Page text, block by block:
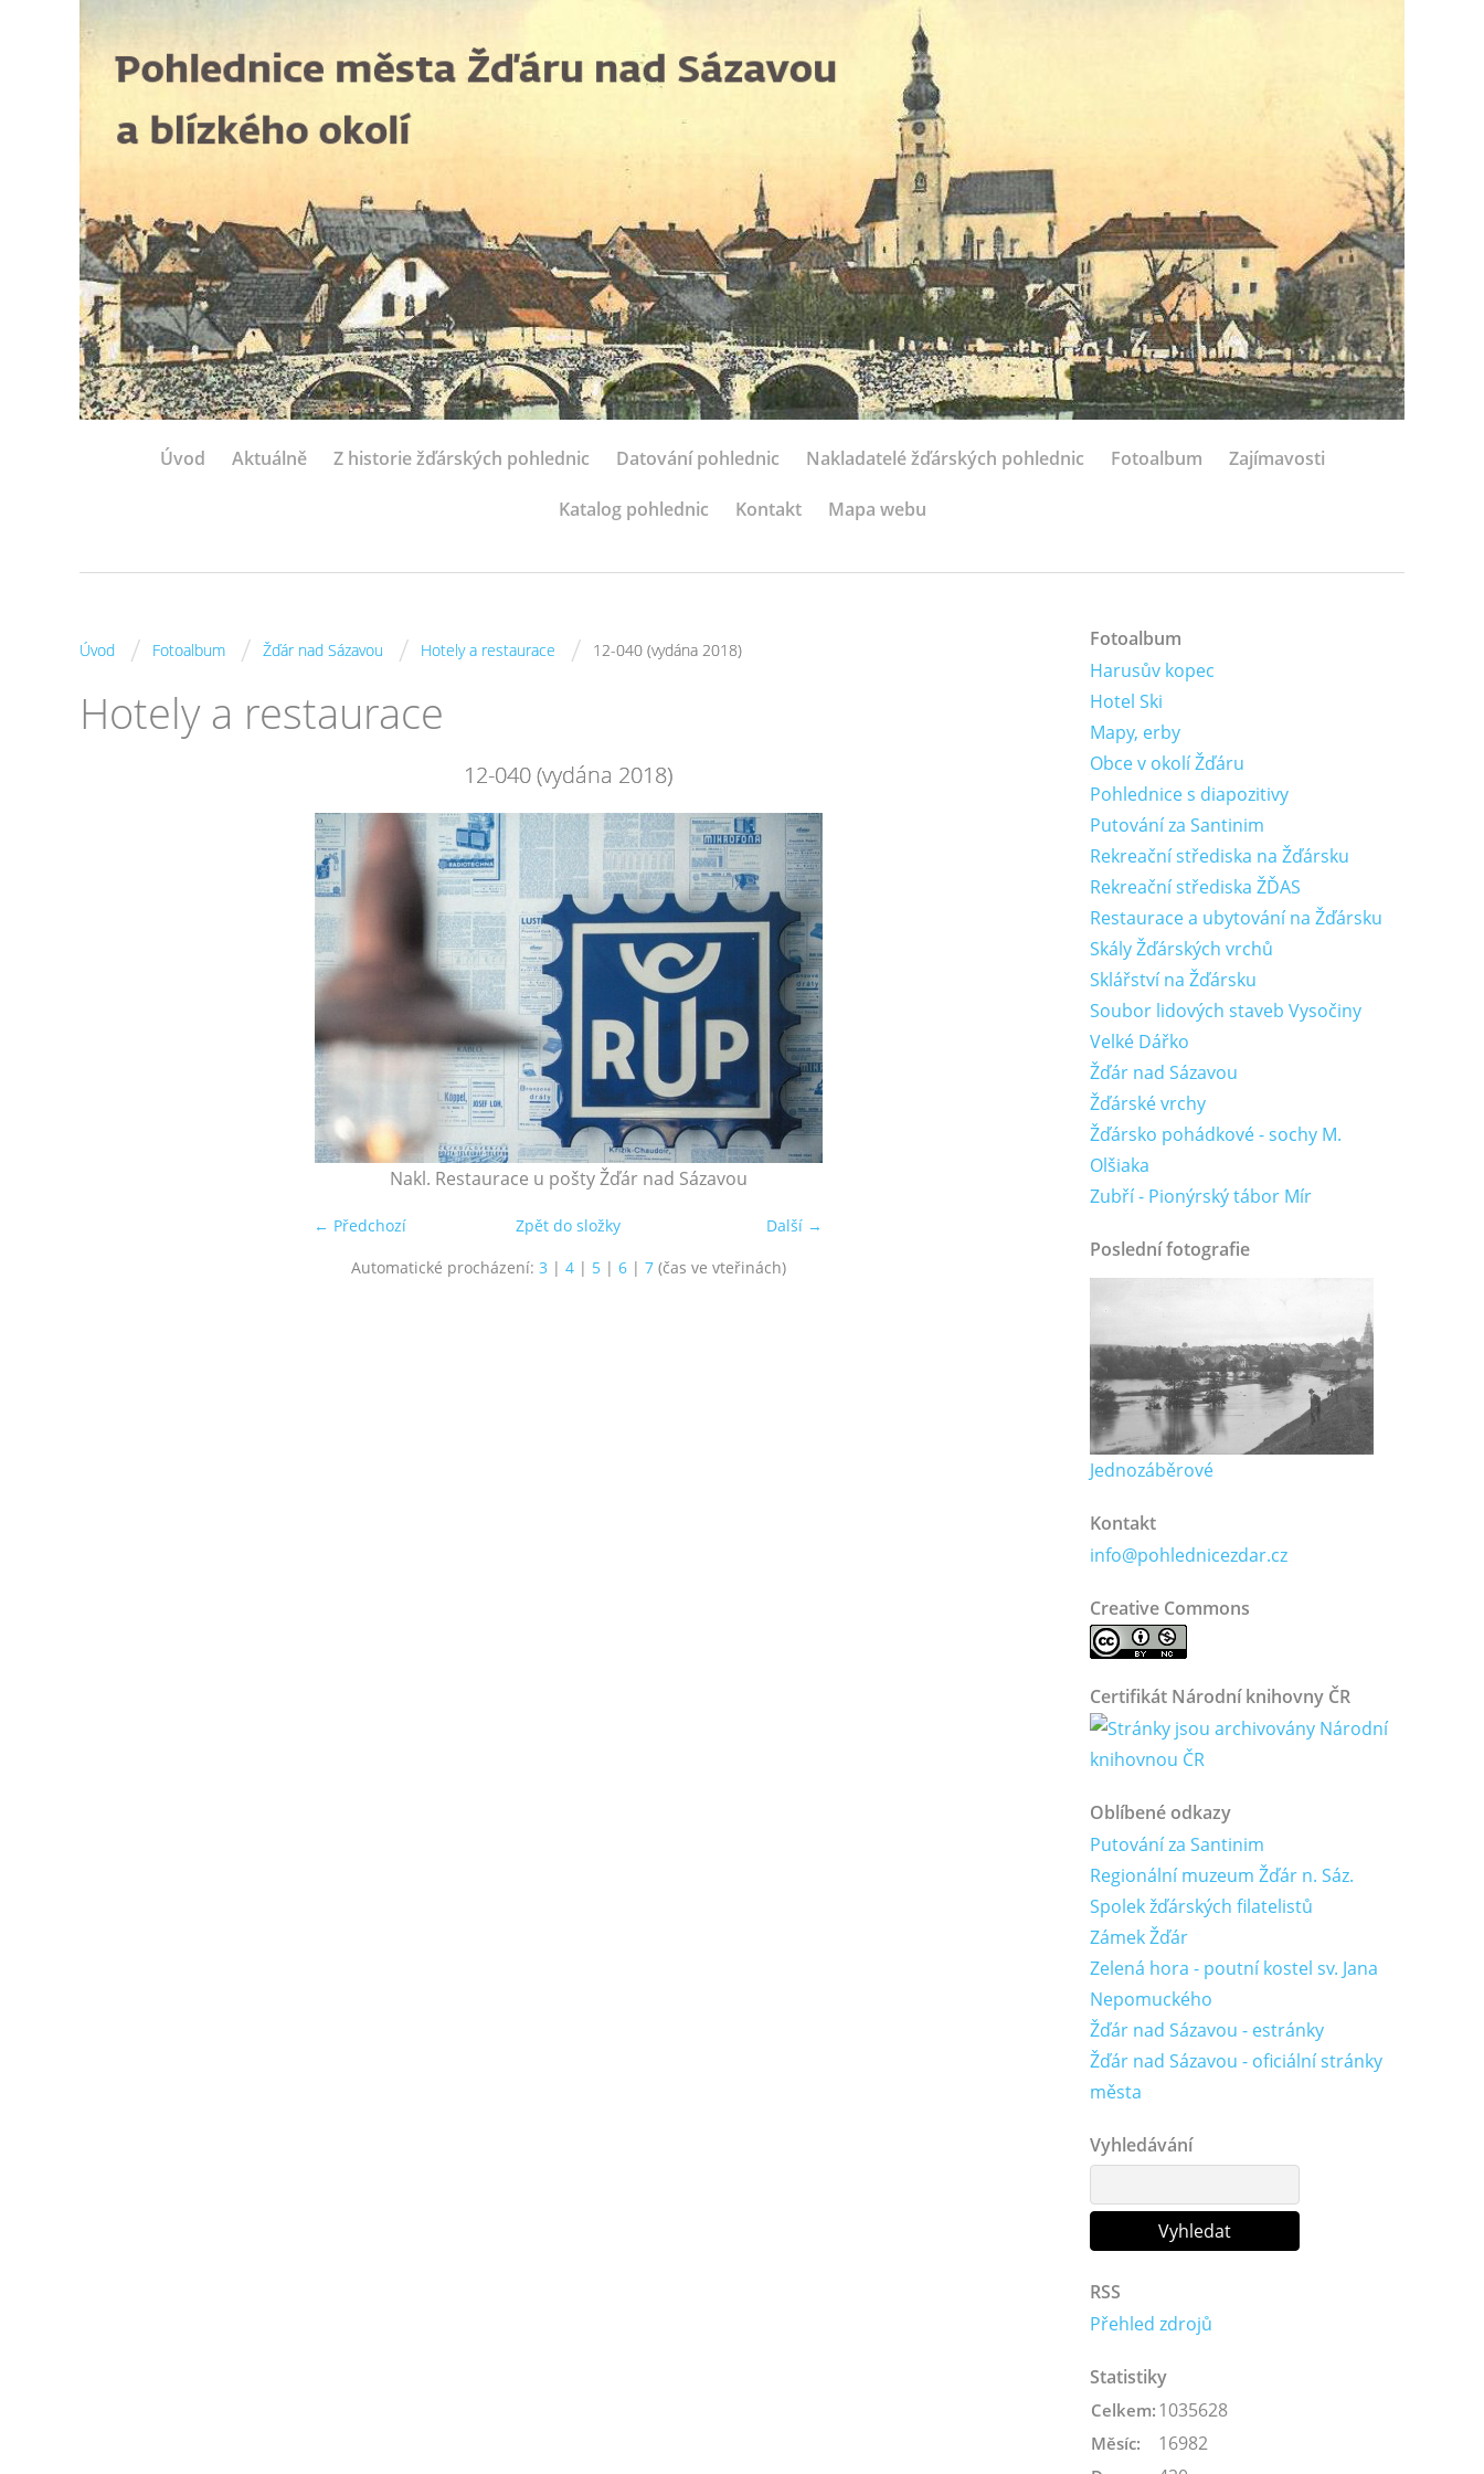
Úvod Aktuálně Z historie žďárských pohlednic Datování pohlednic Nakladatelé žďárských pohlednic Fotoalbum Zajímavosti
Katalog pohlednic Kontakt Mapa webu
Úvod / Fotoalbum / Žďár nad Sázavou / Hotely a restaurace / 12-040 (vydána 2018)
Hotely a restaurace
12-040 (vydána 2018)
Nakl. Restaurace u pošty Žďár nad Sázavou
← Předchozí Další →
Zpět do složky
Automatické procházení: 3 | 4| 5| 6| 7(čas ve vteřinách)
Fotoalbum
Harusův kopec
Hotel Ski
Mapy, erby
Obce v okolí Žďáru
Pohlednice s diapozitivy
Putování za Santinim
Rekreační střediska na Žďársku
Rekreační střediska ŽĎAS
Restaurace a ubytování na Žďársku
Skály Žďárských vrchů
Sklářství na Žďársku
Soubor lidových staveb Vysočiny
Velké Dářko
Žďár nad Sázavou
Žďárské vrchy
Žďársko pohádkové - sochy M.
Olšiaka
Zubří - Pionýrský tábor Mír
Poslední fotografie
Jednozáběrové
Kontakt
info@pohlednicezdar.cz
Creative Commons
Certifikát Národní knihovny ČR
Oblíbené odkazy
Putování za Santinim
Regionální muzeum Žďár n. Sáz.
Spolek žďárských filatelistů
Zámek Žďár
Zelená hora - poutní kostel sv. Jana
Nepomuckého
Žďár nad Sázavou - estránky
Žďár nad Sázavou - oficiální stránky
města
Vyhledávání
RSS
Přehled zdrojů
Statistiky
Celkem: 1035628
Měsíc: 16982